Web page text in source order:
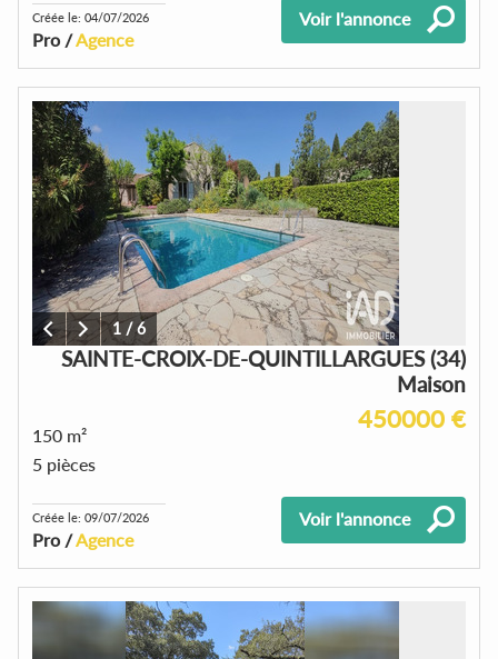
Créée le: 04/07/2026
Pro /Agence
Voir l'annonce
1/6
SAINTE-CROIX-DE-QUINTILLARGUES (34)
Maison
450000 €
150 m²
5 pièces
Créée le: 09/07/2026
Pro /Agence
Voir l'annonce